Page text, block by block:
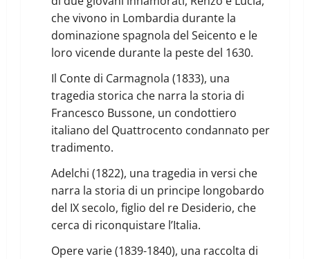
che vivono in Lombardia durante la
dominazione spagnola del Seicento e le
loro vicende durante la peste del 1630.
Il Conte di Carmagnola (1833), una
tragedia storica che narra la storia di
Francesco Bussone, un condottiero
italiano del Quattrocento condannato per
tradimento.
Adelchi (1822), una tragedia in versi che
narra la storia di un principe longobardo
del IX secolo, figlio del re Desiderio, che
cerca di riconquistare l’Italia.
Opere varie (1839-1840), una raccolta di